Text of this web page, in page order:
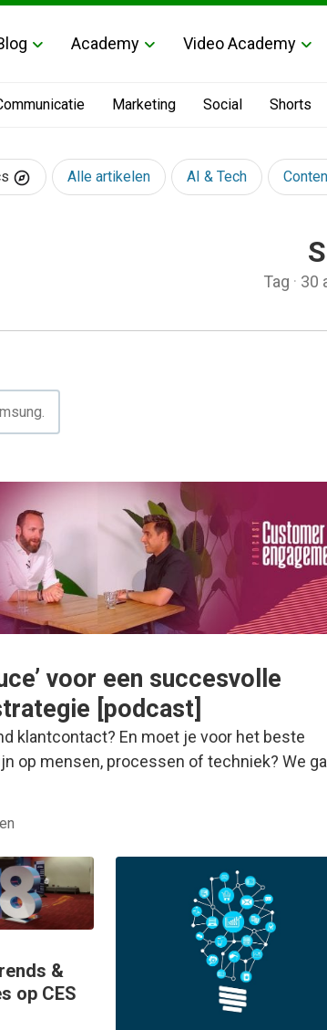
Academy Video Academy
Marketing Social Shorts
Alle artikelen AI & Tech
Tag · 30
voor een succesvolle
[podcast]
klantcontact? En moet je voor het beste
op mensen, processen of techniek? We
&
op CES